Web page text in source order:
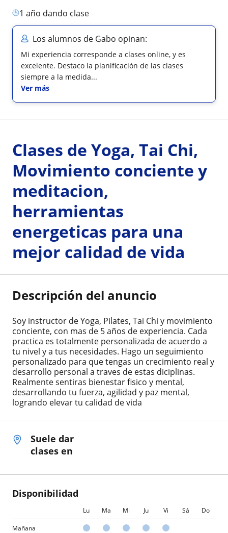
1 año dando clase
Los alumnos de Gabo opinan:
Mi experiencia corresponde a clases online, y es
excelente. Destaco la planificación de las clases
siempre a la medida...
Ver más
Suele dar
clases en
Disponibilidad
Lu Ma Mi Ju Vi Sá Do
Mañana
Clases de Yoga, Tai Chi,
Movimiento conciente y
meditacion,
herramientas
energeticas para una
mejor calidad de vida
Descripción del anuncio
Soy instructor de Yoga, Pilates, Tai Chi y movimiento
conciente, con mas de 5 años de experiencia. Cada
practica es totalmente personalizada de acuerdo a
tu nivel y a tus necesidades. Hago un seguimiento
personalizado para que tengas un crecimiento real y
desarrollo personal a traves de estas diciplinas.
Realmente sentiras bienestar fisico y mental,
desarrollando tu fuerza, agilidad y paz mental,
logrando elevar tu calidad de vida